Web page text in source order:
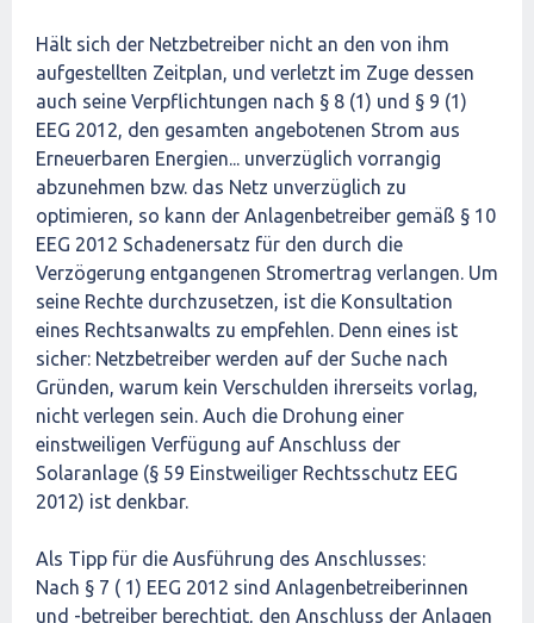
Hält sich der Netzbetreiber nicht an den von ihm
aufgestellten Zeitplan, und verletzt im Zuge dessen
auch seine Verpflichtungen nach § 8 (1) und § 9 (1)
EEG 2012, den gesamten angebotenen Strom aus
Erneuerbaren Energien... unverzüglich vorrangig
abzunehmen bzw. das Netz unverzüglich zu
optimieren, so kann der Anlagenbetreiber gemäß § 10
EEG 2012 Schadenersatz für den durch die
Verzögerung entgangenen Stromertrag verlangen. Um
seine Rechte durchzusetzen, ist die Konsultation
eines Rechtsanwalts zu empfehlen. Denn eines ist
sicher: Netzbetreiber werden auf der Suche nach
Gründen, warum kein Verschulden ihrerseits vorlag,
nicht verlegen sein. Auch die Drohung einer
einstweiligen Verfügung auf Anschluss der
Solaranlage (§ 59 Einstweiliger Rechtsschutz EEG
2012) ist denkbar.
Als Tipp für die Ausführung des Anschlusses:
Nach § 7 ( 1) EEG 2012 sind Anlagenbetreiberinnen
und -betreiber berechtigt, den Anschluss der Anlagen